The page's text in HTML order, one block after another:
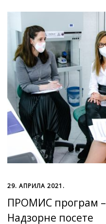
29. АПРИЛА 2021.
ПРОМИС програм –
Надзорне посете